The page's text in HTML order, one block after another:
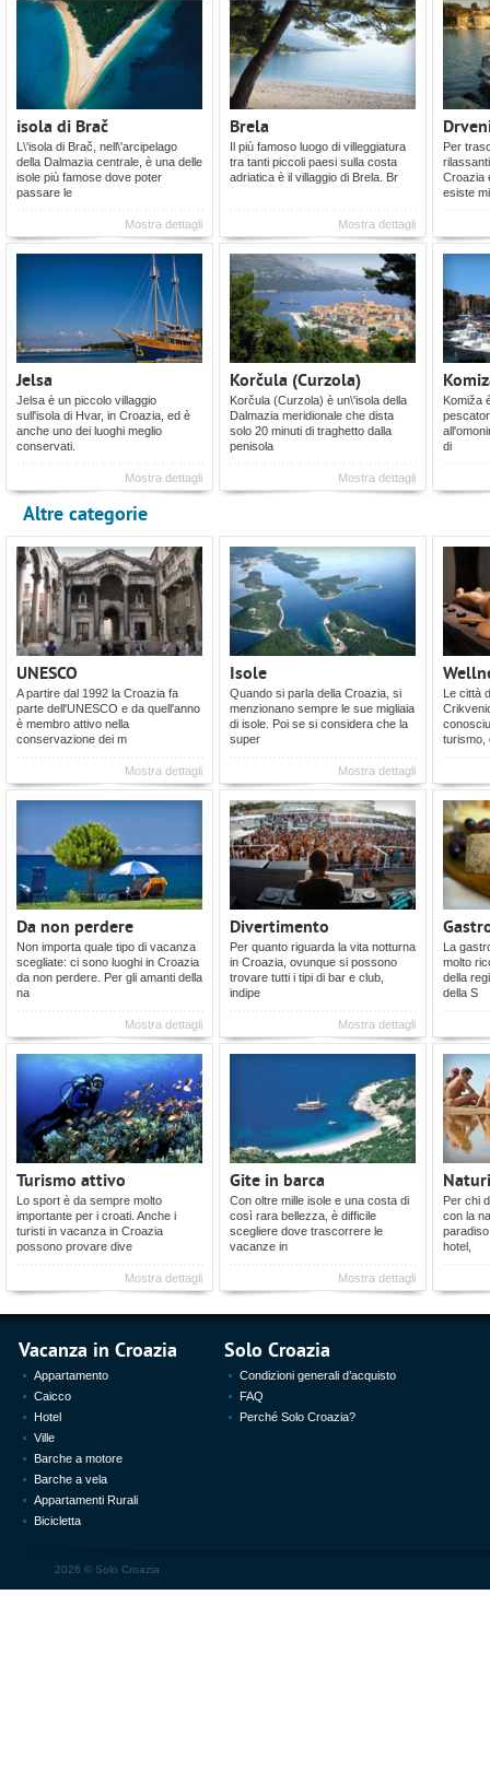
isola di Brač
L\'isola di Brač, nell\'arcipelago
della Dalmazia centrale, è una delle
isole più famose dove poter
passare le
Mostra dettagli
Brela
Il più famoso luogo di villeggiatura
tra tanti piccoli paesi sulla costa
adriatica è il villaggio di Brela. Br
Mostra dettagli
Per
Croazia
esiste
Jelsa
Jelsa è un piccolo villaggio
sull'isola di Hvar, in Croazia, ed è
anche uno dei luoghi meglio
conservati.
Mostra dettagli
Korčula (Curzola)
Korčula (Curzola) è un\'isola della
Dalmazia meridionale che dista
solo 20 minuti di traghetto dalla
penisola
Mostra dettagli
Komiža
di
Altre categorie
UNESCO
A partire dal 1992 la Croazia fa
parte dell'UNESCO e da quell'anno
è membro attivo nella
conservazione dei m
Mostra dettagli
Isole
Quando si parla della Croazia, si
menzionano sempre le sue migliaia
di isole. Poi se si considera che la
super
Mostra dettagli
Le città
turismo,
Da non perdere
Non importa quale tipo di vacanza
scegliate: ci sono luoghi in Croazia
da non perdere. Per gli amanti della
na
Mostra dettagli
Divertimento
Per quanto riguarda la vita notturna
in Croazia, ovunque si possono
trovare tutti i tipi di bar e club,
indipe
Mostra dettagli
La
molto
della
della S
Turismo attivo
Lo sport è da sempre molto
importante per i croati. Anche i
turisti in vacanza in Croazia
possono provare dive
Mostra dettagli
Gite in barca
Con oltre mille isole e una costa di
così rara bellezza, è difficile
scegliere dove trascorrere le
vacanze in
Mostra dettagli
Per chi
con la
hotel,
Vacanza in Croazia
Appartamento
Caicco
Hotel
Ville
Barche a motore
Barche a vela
Appartamenti Rurali
Bicicletta
Solo Croazia
Condizioni generali d’acquisto
FAQ
Perché Solo Croazia?
2026 © Solo Croazia